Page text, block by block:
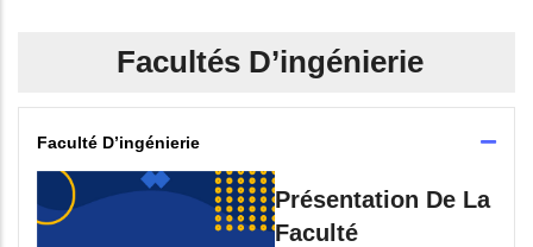
Facultés D’ingénierie
Faculté D’ingénierie
Présentation De La
Faculté